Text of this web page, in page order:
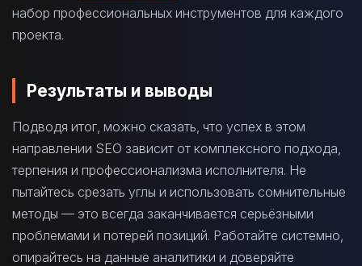
набор профессиональных инструментов для каждого
проекта.
Результаты и выводы
Подводя итог, можно сказать, что успех в этом
направлении SEO зависит от комплексного подхода,
терпения и профессионализма исполнителя. Не
пытайтесь срезать углы и использовать сомнительные
методы — это всегда заканчивается серьёзными
проблемами и потерей позиций. Работайте системно,
опирайтесь на данные аналитики и доверяйте